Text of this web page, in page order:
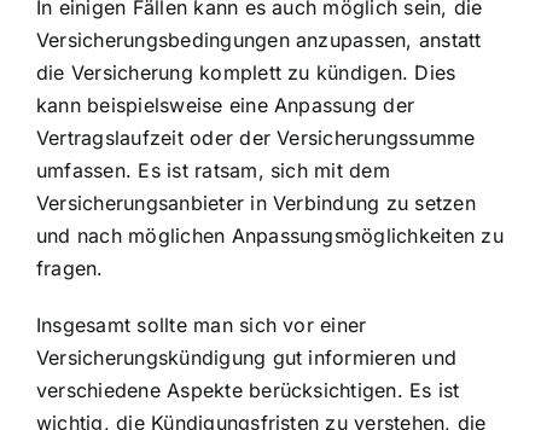
In einigen Fällen kann es auch möglich sein, die
Versicherungsbedingungen anzupassen, anstatt
die Versicherung komplett zu kündigen. Dies
kann beispielsweise eine Anpassung der
Vertragslaufzeit oder der Versicherungssumme
umfassen. Es ist ratsam, sich mit dem
Versicherungsanbieter in Verbindung zu setzen
und nach möglichen Anpassungsmöglichkeiten zu
fragen.
Insgesamt sollte man sich vor einer
Versicherungskündigung gut informieren und
verschiedene Aspekte berücksichtigen. Es ist
wichtig, die Kündigungsfristen zu verstehen, die